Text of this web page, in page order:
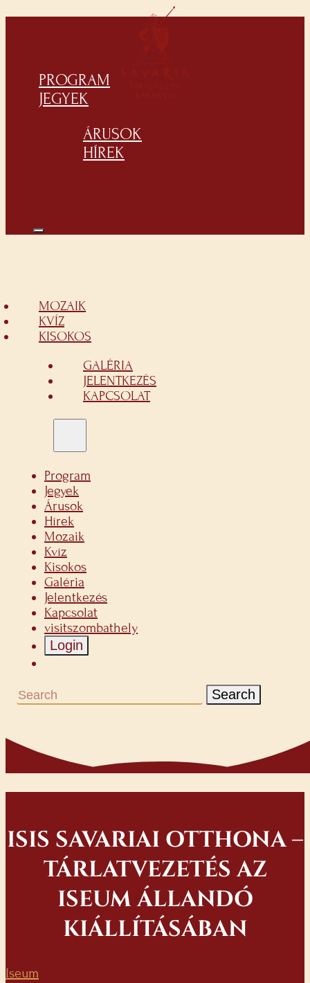
PROGRAM
JEGYEK
ÁRUSOK
HÍREK
MOZAIK
KVÍZ
KISOKOS
GALÉRIA
JELENTKEZÉS
KAPCSOLAT
Program
Jegyek
Árusok
Hírek
Mozaik
Kvíz
Kisokos
Galéria
Jelentkezés
Kapcsolat
visitszombathely
Login
Search
ISIS SAVARIAI OTTHONA –
TÁRLATVEZETÉS AZ
ISEUM ÁLLANDÓ
KIÁLLÍTÁSÁBAN
Iseum